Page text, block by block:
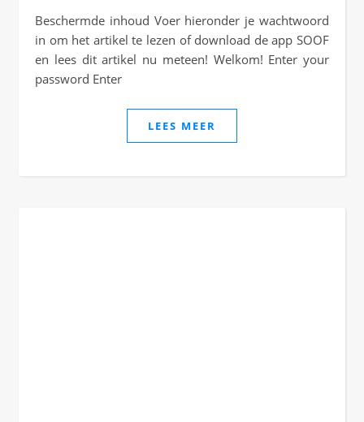
Beschermde inhoud Voer hieronder je wachtwoord
in om het artikel te lezen of download de app SOOF
en lees dit artikel nu meteen! Welkom! Enter your
password Enter
LEES MEER